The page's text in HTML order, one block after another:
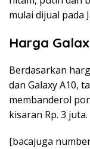
mulai dijual pada
Harga
Berdasarkan
dan Galaxy A10,
membanderol
kisaran Rp. 3 juta.
[bacajuga